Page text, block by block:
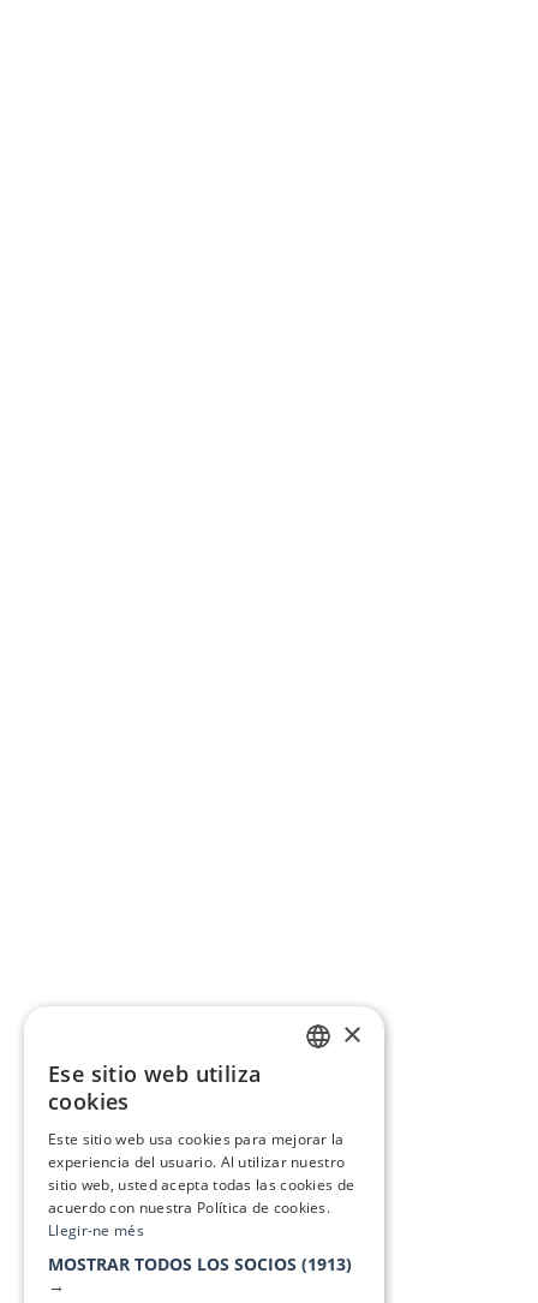
×
Ese sitio web utiliza
cookies
Este sitio web usa cookies para mejorar la
experiencia del usuario. Al utilizar nuestro
sitio web, usted acepta todas las cookies de
acuerdo con nuestra Política de cookies.
Llegir-ne més
MOSTRAR TODOS LOS SOCIOS (1913)
→